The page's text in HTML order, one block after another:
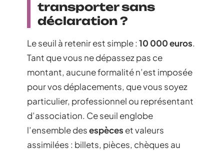
transporter sans
déclaration ?
Le seuil à retenir est simple : 10 000 euros.
Tant que vous ne dépassez pas ce
montant, aucune formalité n’est imposée
pour vos déplacements, que vous soyez
particulier, professionnel ou représentant
d’association. Ce seuil englobe
l’ensemble desespèces et valeurs
assimilées : billets, pièces, chèques au